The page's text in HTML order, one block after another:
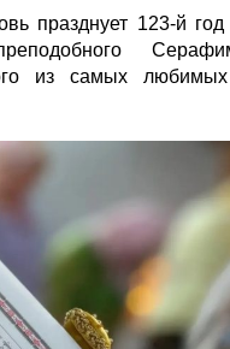
празднует 123-й
из самых